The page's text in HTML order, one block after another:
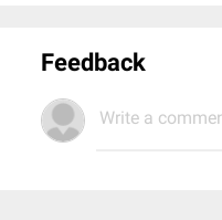
Feedback
Write a